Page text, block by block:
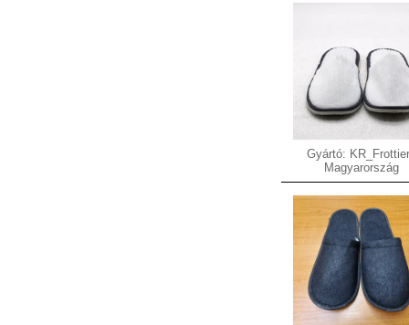
Gyártó:
Magyarország